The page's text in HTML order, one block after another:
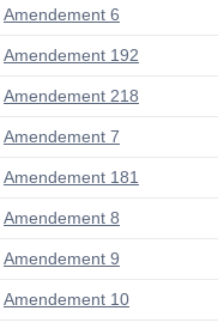
Amendement 6
Amendement 192
Amendement 218
Amendement 7
Amendement 181
Amendement 8
Amendement 9
Amendement 10